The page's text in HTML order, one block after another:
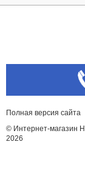
Полная версия сайта
© Интернет-магазин
2026